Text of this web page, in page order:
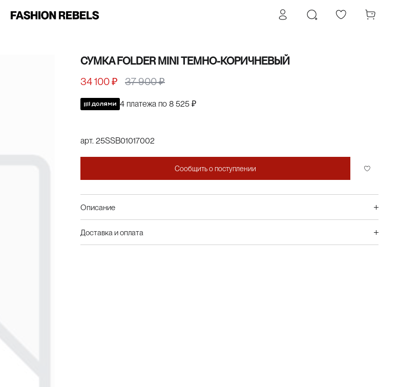
СУМКА FOLDER MINI ТЕМНО-КОРИЧНЕВЫЙ
34 100 ₽
37 900 ₽
4 платежа по 8 525 ₽
арт. 25SSB01017002
Сообщить о поступлении
Описание
Доставка и оплата